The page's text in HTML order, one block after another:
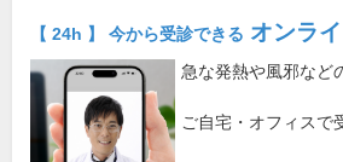
【 24h 】 今から受診できる オンラ
急な発熱や風邪など
ご自宅・オフィスで